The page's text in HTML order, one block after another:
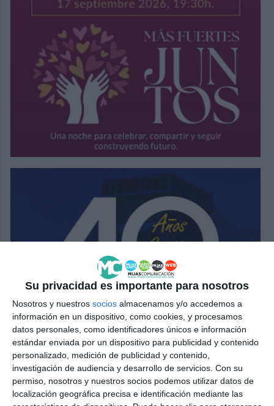
Su privacidad es importante para nosotros
Nosotros y nuestros socios almacenamos y/o accedemos a
información en un dispositivo, como cookies, y procesamos
datos personales, como identificadores únicos e información
estándar enviada por un dispositivo para publicidad y contenido
personalizado, medición de publicidad y contenido,
investigación de audiencia y desarrollo de servicios. Con su
permiso, nosotros y nuestros socios podemos utilizar datos de
localización geográfica precisa e identificación mediante las